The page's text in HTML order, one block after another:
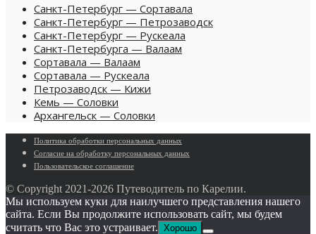
Санкт-Петербург — Сортавала
Санкт-Петербург — Петрозаводск
Санкт-Петербург — Рускеала
Санкт-Петербурга — Валаам
Сортавала — Валаам
Сортавала — Рускеала
Петрозаводск — Кижи
Кемь — Соловки
Архангельск — Соловки
Политика обработки персональных данных
Согласие на обработку персональных данных
Пользовательское cоглашение
© Copyright 2021-2026 Путеводитель по Карелии.
Мы используем куки для наилучшего представления нашего
сайта. Если Вы продолжите использовать сайт, мы будем
считать что Вас это устраивает. Хорошо